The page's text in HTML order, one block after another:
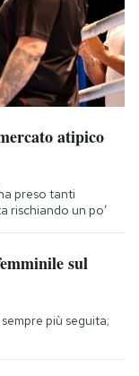
atipico
preso tanti
rischiando un po’
sul
più seguita;